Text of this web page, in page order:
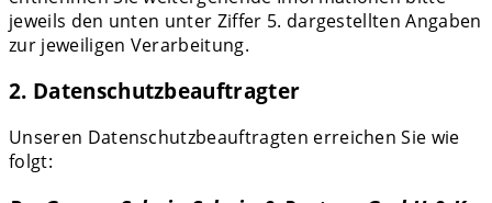
jeweils den unten unter Ziffer 5. dargestellten Angaben
zur jeweiligen Verarbeitung.
2. Datenschutzbeauftragter
Unseren Datenschutzbeauftragten erreichen Sie wie
folgt: